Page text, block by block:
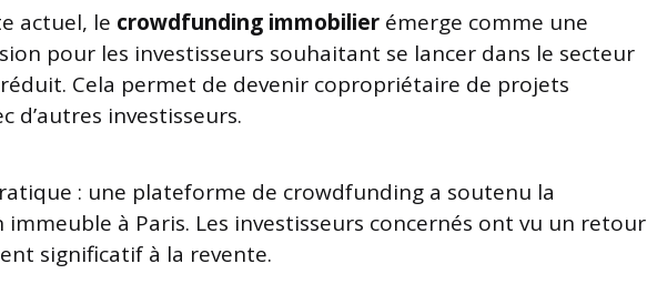
actuel, le crowdfunding immobilier émerge comme une
pour les investisseurs souhaitant se lancer dans le secteur
Cela permet de devenir copropriétaire de projets
d’autres investisseurs.
: une plateforme de crowdfunding a soutenu la
immeuble à Paris. Les investisseurs concernés ont vu un retour
significatif à la revente.